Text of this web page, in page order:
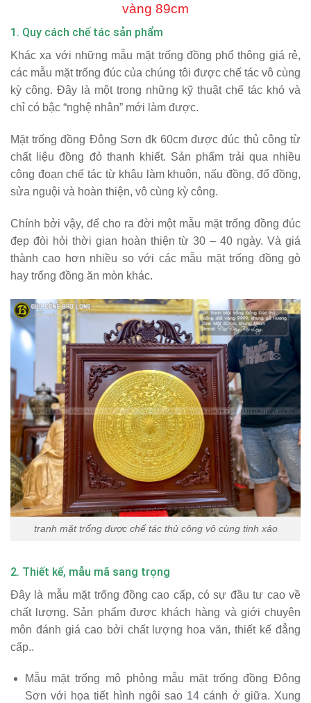
vàng 89cm
1. Quy cách chế tác sản phẩm
Khác xa với những mẫu mặt trống đồng phổ thông giá rẻ,
các mẫu mặt trống đúc của chúng tôi được chế tác vô cùng
kỳ công. Đây là một trong những kỹ thuật chế tác khó và
chỉ có bậc “nghệ nhân” mới làm được.
Mặt trống đồng Đông Sơn đk 60cm được đúc thủ công từ
chất liệu đồng đỏ thanh khiết. Sản phẩm trải qua nhiều
công đoạn chế tác từ khâu làm khuôn, nấu đồng, đổ đồng,
sửa nguội và hoàn thiện, vô cùng kỳ công.
Chính bởi vậy, để cho ra đời một mẫu mặt trống đồng đúc
đẹp đòi hỏi thời gian hoàn thiện từ 30 – 40 ngày. Và giá
thành cao hơn nhiều so với các mẫu mặt trống đồng gò
hay trống đồng ăn mòn khác.
tranh mặt trống được chế tác thủ công vô cùng tinh xảo
2. Thiết kế, mẫu mã sang trọng
Đây là mẫu mặt trống đồng cao cấp, có sự đầu tư cao về
chất lượng. Sản phẩm được khách hàng và giới chuyên
môn đánh giá cao bởi chất lượng hoa văn, thiết kế đẳng
cấp..
Mẫu mặt trống mô phỏng mẫu mặt trống đồng Đông
Sơn với họa tiết hình ngôi sao 14 cánh ở giữa. Xung